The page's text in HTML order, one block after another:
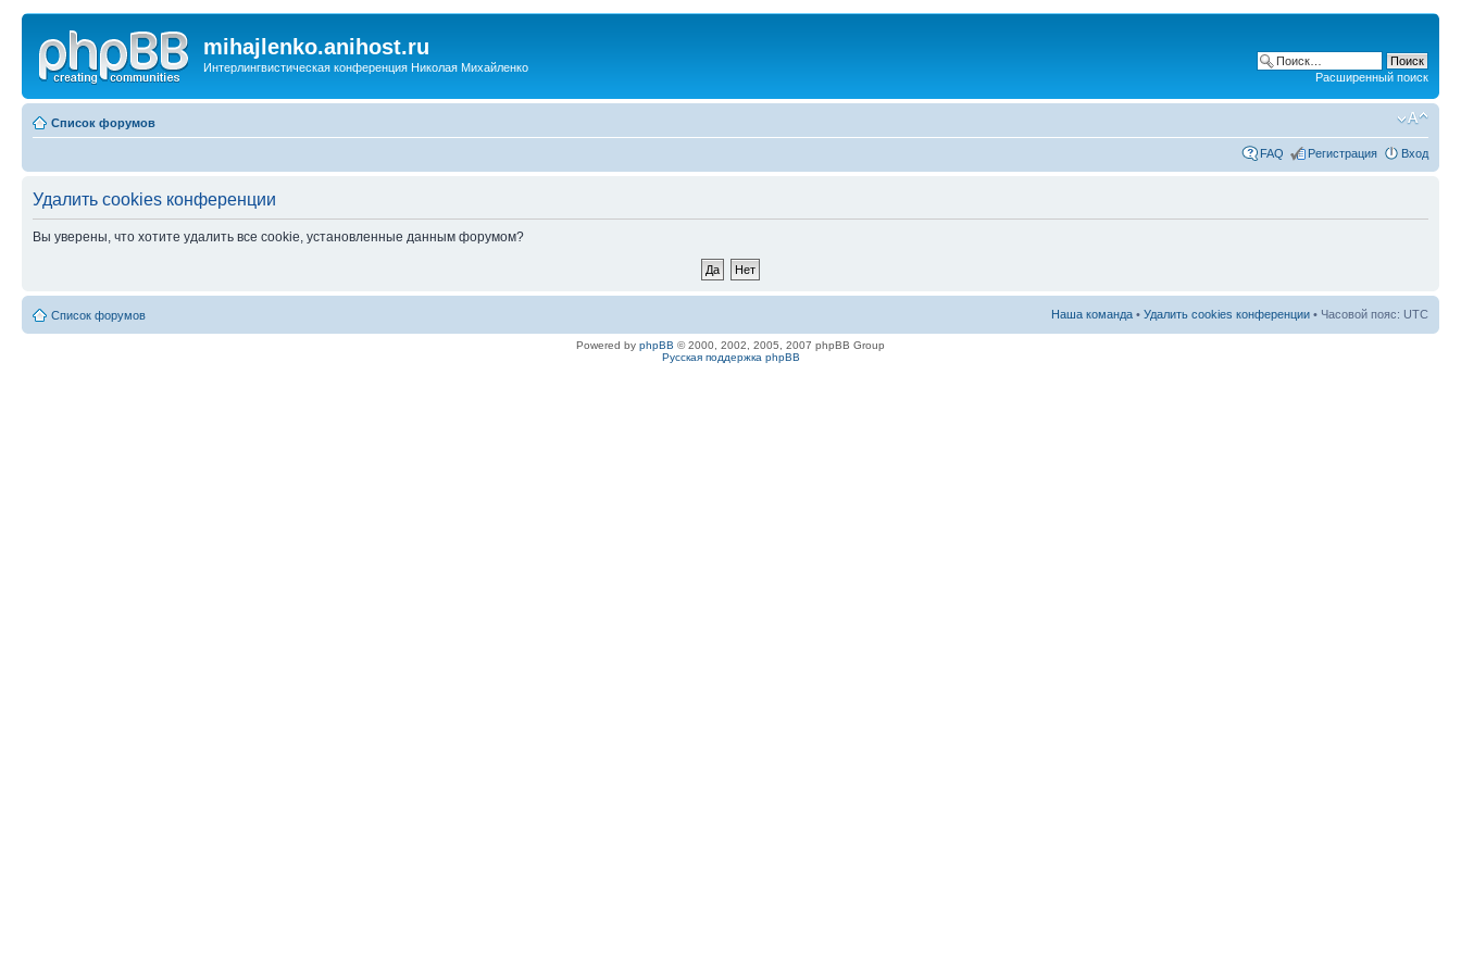
mihajlenko.anihost.ru
Интерлингвистическая конференция Николая Михайленко
Расширенный поиск
Список форумов
FAQ Регистрация Вход
Удалить cookies конференции
Вы уверены, что хотите удалить все cookie, установленные данным форумом?
Список форумов Наша команда • Удалить cookies конференции • Часовой пояс: UTC
Powered by phpBB © 2000, 2002, 2005, 2007 phpBB Group
Русская поддержка phpBB